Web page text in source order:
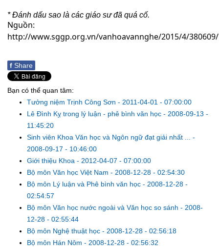
* Đánh dấu sao là các giáo sư đã quá cố.
Nguồn:
http://www.sggp.org.vn/vanhoavannghe/2015/4/380609/
f Share
Bạn có thể quan tâm:
Tưởng niệm Trịnh Công Sơn - 2011-04-01 - 07:00:00
Lê Đình Kỵ trong lý luận - phê bình văn học - 2008-09-13 -
11:45:20
Sinh viên Khoa Văn học và Ngôn ngữ đạt giải nhất ... -
2008-09-17 - 10:46:00
Giới thiệu Khoa - 2012-04-07 - 07:00:00
Bộ môn Văn học Việt Nam - 2008-12-28 - 02:54:30
Bộ môn Lý luận và Phê bình văn học - 2008-12-28 -
02:54:57
Bộ môn Văn học nước ngoài và Văn học so sánh - 2008-
12-28 - 02:55:44
Bộ môn Nghệ thuật học - 2008-12-28 - 02:56:18
Bộ môn Hán Nôm - 2008-12-28 - 02:56:32